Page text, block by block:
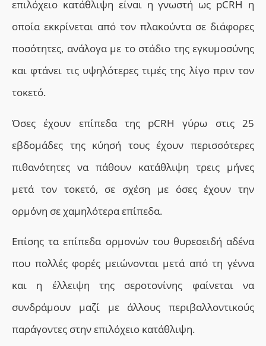
επιλόχειο κατάθλιψη είναι η γνωστή ως pCRH η
οποία εκκρίνεται από τον πλακούντα σε διάφορες
ποσότητες, ανάλογα με το στάδιο της εγκυμοσύνης
και φτάνει τις υψηλότερες τιμές της λίγο πριν τον
τοκετό.
Όσες έχουν επίπεδα της pCRH γύρω στις 25
εβδομάδες της κύησή τους έχουν περισσότερες
πιθανότητες να πάθουν κατάθλιψη τρεις μήνες
μετά τον τοκετό, σε σχέση με όσες έχουν την
ορμόνη σε χαμηλότερα επίπεδα.
Επίσης τα επίπεδα ορμονών του θυρεοειδή αδένα
που πολλές φορές μειώνονται μετά από τη γέννα
και η έλλειψη της σεροτονίνης φαίνεται να
συνδράμουν μαζί με άλλους περιβαλλοντικούς
παράγοντες στην επιλόχειο κατάθλιψη.